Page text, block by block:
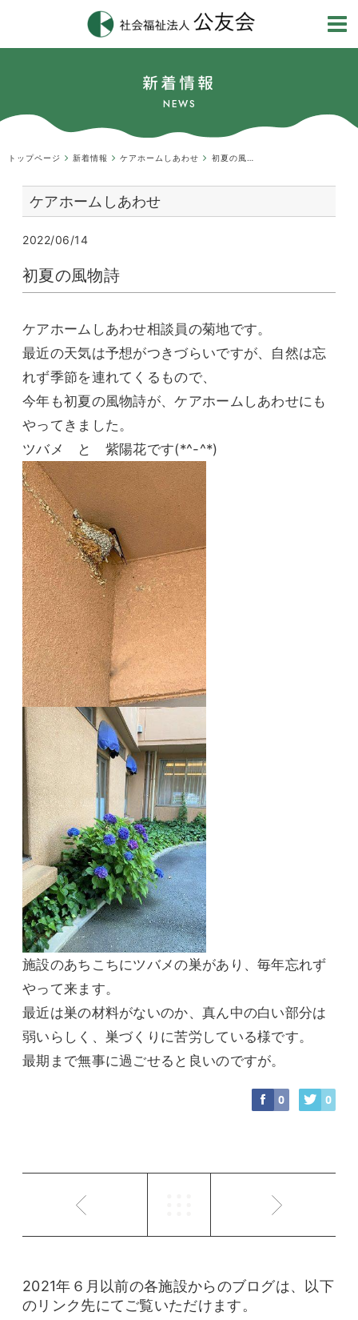
新着情報
NEWS
トップページ 新着情報 ケアホームしあわせ
ケアホームしあわせ
2022/06/14
初夏の風物詩
ケアホームしあわせ相談員の菊地です。
最近の天気は予想がつきづらいですが、自然は忘
れず季節を連れてくるもので、
今年も初夏の風物詩が、ケアホームしあわせにも
やってきました。
ツバメ と 紫陽花です(*^-^*)
施設のあちこちにツバメの巣があり、毎年忘れず
やって来ます。
最近は巣の材料がないのか、真ん中の白い部分は
弱いらしく、巣づくりに苦労している様です。
最期まで無事に過ごせると良いのですが。
0 0
2021年６月以前の各施設からのブログは、以下
のリンク先にてご覧いただけます。